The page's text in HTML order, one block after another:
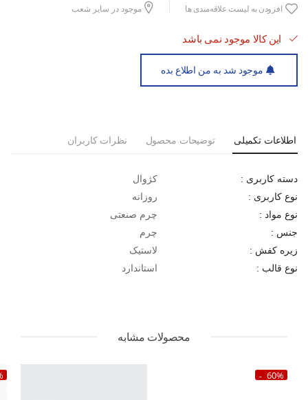
Blazer Low Vintage M را انتخاب کنید و تفاوت را احساس کنید.
افزودن به لیست علاقه‌مندی ها موجود در سایر شعب
این کالا موجود نمی باشد
موجود شد به من اطلاع بده
اطلاعات تکمیلی توضیحات محصول نظرات کاربران
دسته کاربری : کژوال
نوع کاربری : روزانه
نوع مواد : چرم صنعتی
جنس : چرم
زیره کفش : لاستیک
نوع قالب : استاندارد
محصولات مشابه
60%